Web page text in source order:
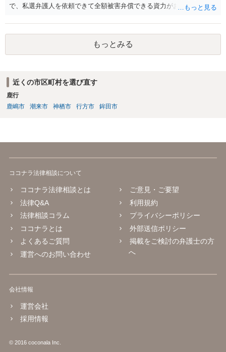
で、私選弁護人を依頼できて全額被害弁償できる資力がお有りなので
めいたします。起訴されてしまうと前科はついてしまう可能性が極め
て高いので、被害金額はさほど大きくなく初犯で起訴猶予の可能性が
あり得る事案なのであれば、起訴までの弁護活動が極めて重要です。
もちろん国選弁護人であってもできるかぎり最善を尽くす弁護士が大
り、示談をまとめられる可能性が高くなる傾向は否定できないように
思われます。
もっとみる
近くの市区町村を選び直す
鹿行
鹿嶋市
潮来市 神栖市 行方市 鉾田市
ココナラ法律相談について
ココナラ法律相談とは
法律Q&A
法律相談コラム
ココナラとは
よくあるご質問
運営へのお問い合わせ
ご意見・ご要望
利用規約
プライバシーポリシー
外部送信ポリシー
掲載をご検討の弁護士の方
へ
会社情報
運営会社
採用情報
© 2016 coconala Inc.